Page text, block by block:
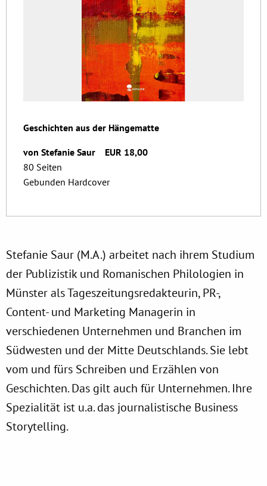
Geschichten aus der Hängematte
von Stefanie Saur EUR 18,00
80 Seiten
Gebunden Hardcover
Stefanie Saur (M.A.) arbeitet nach ihrem Studium
der Publizistik und Romanischen Philologien in
Münster als Tageszeitungsredakteurin, PR-,
Content- und Marketing Managerin in
verschiedenen Unternehmen und Branchen im
Südwesten und der Mitte Deutschlands. Sie lebt
vom und fürs Schreiben und Erzählen von
Geschichten. Das gilt auch für Unternehmen. Ihre
Spezialität ist u.a. das journalistische Business
Storytelling.